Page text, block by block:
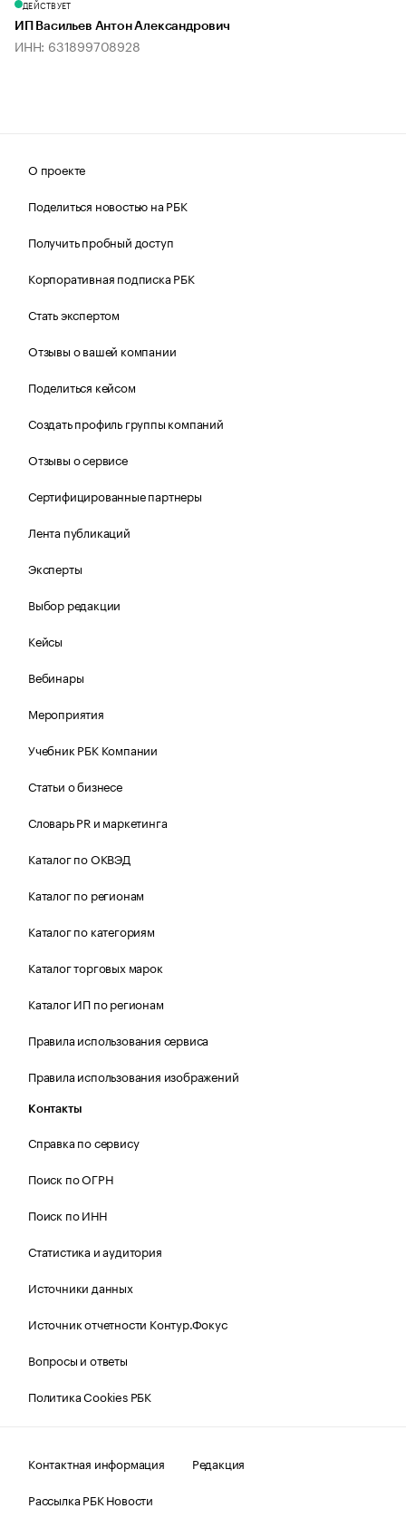
ДЕЙСТВУЕТ
ИП Васильев Антон Александрович
ИНН: 631899708928
О проекте
Поделиться новостью на РБК
Получить пробный доступ
Корпоративная подписка РБК
Стать экспертом
Отзывы о вашей компании
Поделиться кейсом
Создать профиль группы компаний
Отзывы о сервисе
Сертифицированные партнеры
Лента публикаций
Эксперты
Выбор редакции
Кейсы
Вебинары
Мероприятия
Учебник РБК Компании
Статьи о бизнесе
Словарь PR и маркетинга
Каталог по ОКВЭД
Каталог по регионам
Каталог по категориям
Каталог торговых марок
Каталог ИП по регионам
Правила использования сервиса
Правила использования изображений
Контакты
Справка по сервису
Поиск по ОГРН
Поиск по ИНН
Статистика и аудитория
Источники данных
Источник отчетности Контур.Фокус
Вопросы и ответы
Политика Cookies РБК
Контактная информация
Редакция
Рассылка РБК Новости